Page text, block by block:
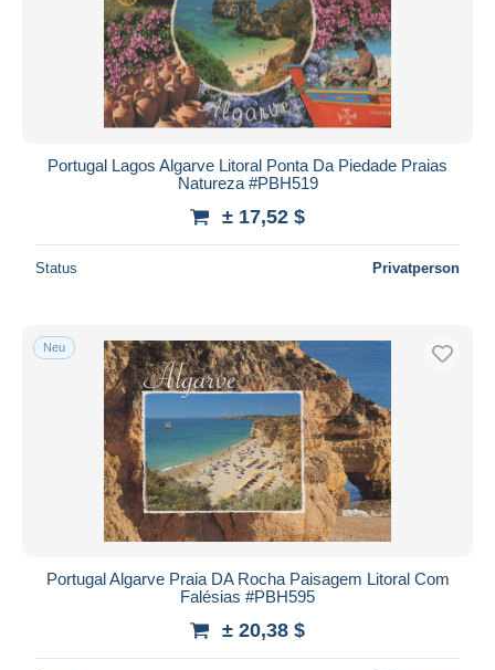
Portugal Lagos Algarve Litoral Ponta Da Piedade Praias
Natureza #PBH519
± 17,52 $
Status Privatperson
Neu
Portugal Algarve Praia DA Rocha Paisagem Litoral Com
Falésias #PBH595
± 20,38 $